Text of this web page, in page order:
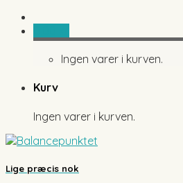
Ingen varer i kurven.
Kurv
Ingen varer i kurven.
Lige præcis nok